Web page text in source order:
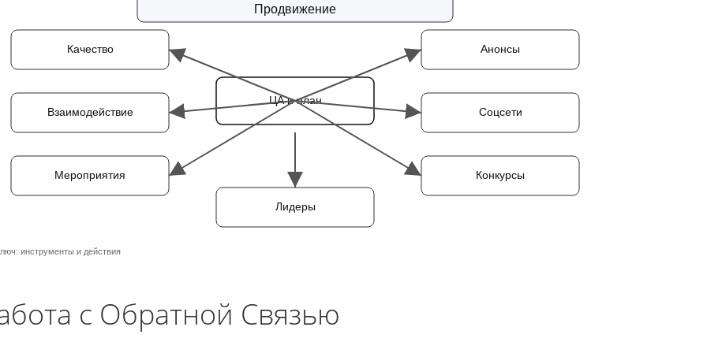
Продвижение
Качество
Взаимодействие
Мероприятия
ЦА и план
Анонсы
Соцсети
Конкурсы
Лидеры
инструменты и действия
с Обратной Связью